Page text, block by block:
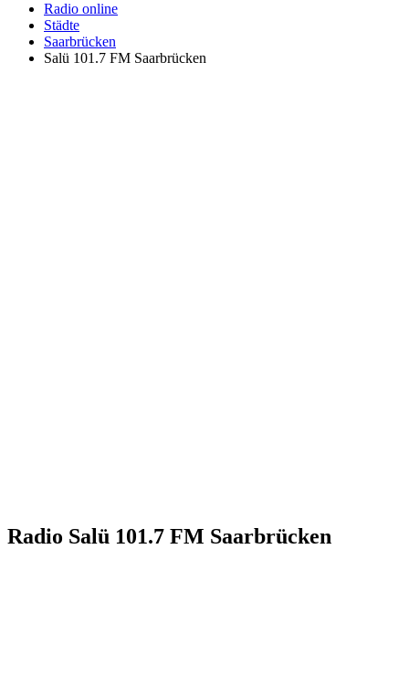
Radio online
Städte
Saarbrücken
Salü 101.7 FM Saarbrücken
Radio Salü 101.7 FM Saarbrücken